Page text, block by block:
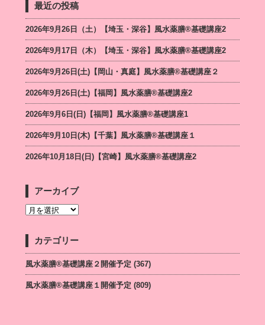
最近の投稿
2026年9月26日（土）【埼玉・深谷】風水薬膳®基礎講座2
2026年9月17日（木）【埼玉・深谷】風水薬膳®基礎講座2
2026年9月26日(土)【岡山・真庭】風水薬膳®基礎講座２
2026年9月26日(土)【福岡】風水薬膳®︎基礎講座2
2026年9月6日(日)【福岡】風水薬膳®︎基礎講座1
2026年9月10日(木)【千葉】風水薬膳®︎基礎講座１
2026年10月18日(日)【宮崎】風水薬膳®︎基礎講座2
アーカイブ
カテゴリー
風水薬膳®基礎講座２開催予定 (367)
風水薬膳®基礎講座１開催予定 (809)